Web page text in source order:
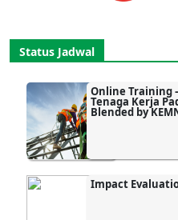
Status Jadwal
Online Training
Tenaga Kerja
Blended by
Impact